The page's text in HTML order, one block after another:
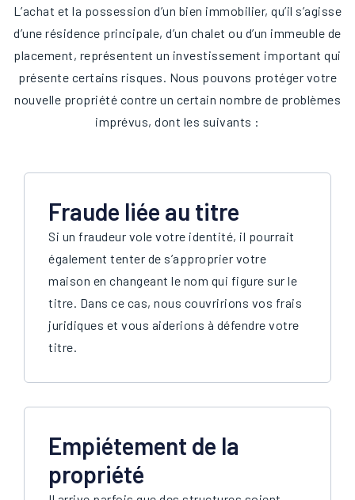
L’achat et la possession d’un bien immobilier, qu’il s’agisse
d’une résidence principale, d’un chalet ou d’un immeuble de
placement, représentent un investissement important qui
présente certains risques. Nous pouvons protéger votre
nouvelle propriété contre un certain nombre de problèmes
imprévus, dont les suivants :
Fraude liée au titre
Si un fraudeur vole votre identité, il pourrait
également tenter de s’approprier votre
maison en changeant le nom qui figure sur le
titre. Dans ce cas, nous couvririons vos frais
juridiques et vous aiderions à défendre votre
titre.
Empiétement de la
propriété